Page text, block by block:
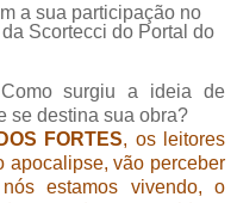
a sua participação no
Scortecci do Portal do
surgiu a ideia de
se destina sua obra?
FORTES, os leitores
apocalipse, vão perceber
estamos vivendo, o